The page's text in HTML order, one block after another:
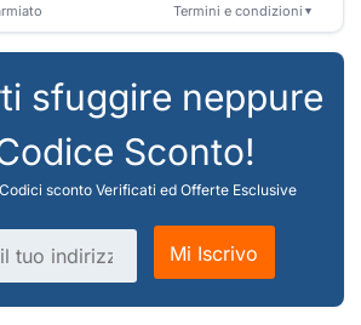
Termini e condizioni ▼
sfuggire neppure
Sconto!
sconto Verificati ed Offerte Esclusive
Mi Iscrivo